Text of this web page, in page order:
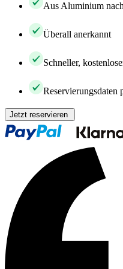
Aus Aluminium
Überall anerkannt
Schneller,
Reservierungsdaten
Jetzt reservieren